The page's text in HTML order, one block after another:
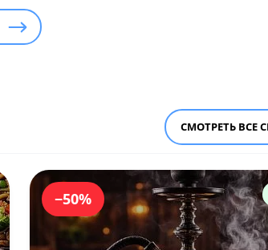
СМОТРЕТЬ ВСЕ
−50%